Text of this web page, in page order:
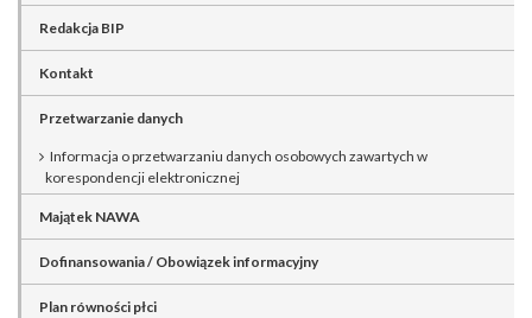
Redakcja BIP
Kontakt
Przetwarzanie danych
Informacja o przetwarzaniu danych osobowych zawartych w
korespondencji elektronicznej
Majątek NAWA
Dofinansowania / Obowiązek informacyjny
Plan równości płci